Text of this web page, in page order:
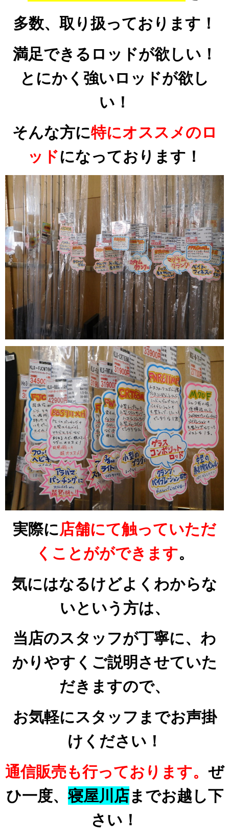
多数、取り扱っております！
満足できるロッドが欲しい！
とにかく強いロッドが欲し
い！
そんな方に特にオススメのロ
ッドになっております！
実際に店舗にて触っていただ
くことがができます。
気にはなるけどよくわからな
いという方は、
当店のスタッフが丁寧に、わ
かりやすくご説明させていた
だきますので、
お気軽にスタッフまでお声掛
けください！
通信販売も行っております。 ぜ
ひ一度、寝屋川店までお越し下
さい！